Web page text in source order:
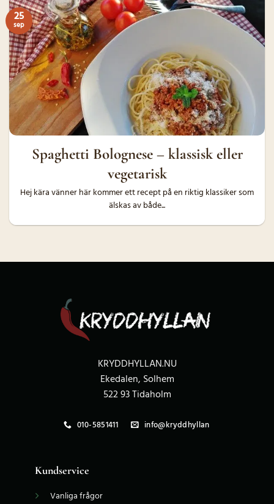
Spaghetti Bolognese – klassisk eller
vegetarisk
Hej kära vänner här kommer ett recept på en riktig klassiker som
älskas av både...
25
sep
KRYDDHYLLAN.NU
Ekedalen, Solhem
522 93 Tidaholm
010-5851411 info@kryddhyllan
Kundservice
Vanliga frågor